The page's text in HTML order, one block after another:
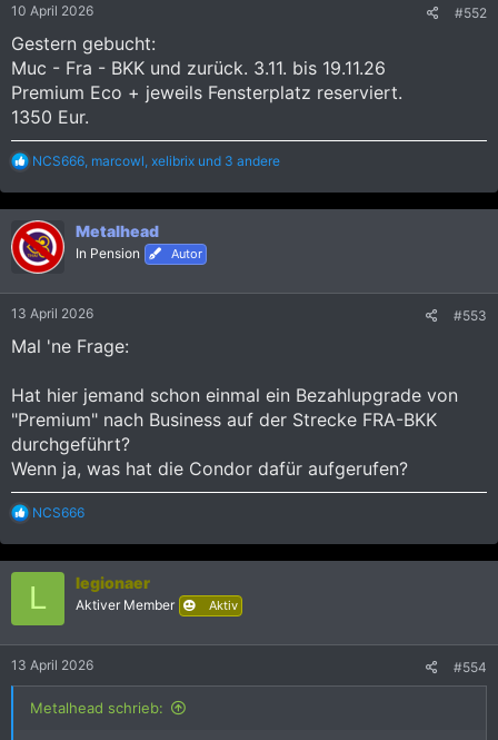
10 April 2026 #552
Gestern gebucht:
Muc - Fra - BKK und zurück. 3.11. bis 19.11.26
Premium Eco + jeweils Fensterplatz reserviert.
1350 Eur.
R
a
k
t
i
o
n
NCS666 marcowl xelibrix und 3 andere
Metalhead
In Pension Autor
13 April 2026 #553
Mal 'ne Frage:
Hat hier jemand schon einmal ein Bezahlupgrade von
"Premium" nach Business auf der Strecke FRA-BKK
durchgeführt?
Wenn ja, was hat die Condor dafür aufgerufen?
R
a
k
n
:
NCS666
L legionaer
Aktiver Member Aktiv
13 April 2026 #554
Metalhead schrieb: